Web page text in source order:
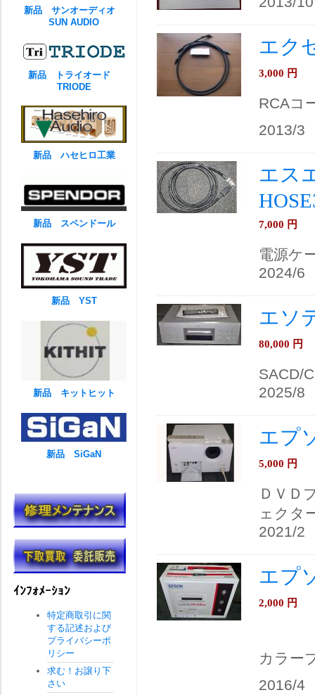
エク
3,000 円
RCAコ
2013/3
エス
7,000 円
電源ケ
2024/6
エソ
80,000 円
SACD/
2025/8
エプ
5,000 円
ＤＶＤ
ェクタ
2021/2
エプ
2,000 円
カラー
2016/4
新品 サンオーディオ
SUN AUDIO
新品 トライオード
TRIODE
新品 ハセヒロ工業
新品 スペンドール
新品 YST
新品 キットヒット
新品 SiGaN
ｲﾝﾌｫﾒｰｼｮﾝ
特定商取引に関
する記述および
プライバシーポ
リシー
求む！お譲り下
さい